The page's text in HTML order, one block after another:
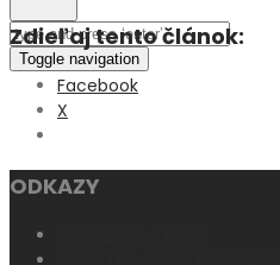
Toggle navigation
Zdieľaj tento článok:
Facebook
X
ODKAZY